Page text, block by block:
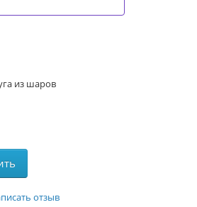
из шаров
отзыв